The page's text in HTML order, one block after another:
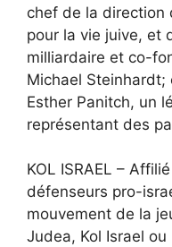
chef de la direction
pour la vie juive, et
milliardaire et co-
Michael
Esther Panitch, un
représentant des
KOL ISRAEL –
défenseurs pro-
mouvement de la
Judea, Kol Israel